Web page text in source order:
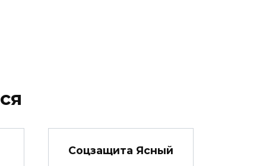
Соцзащита Ясный